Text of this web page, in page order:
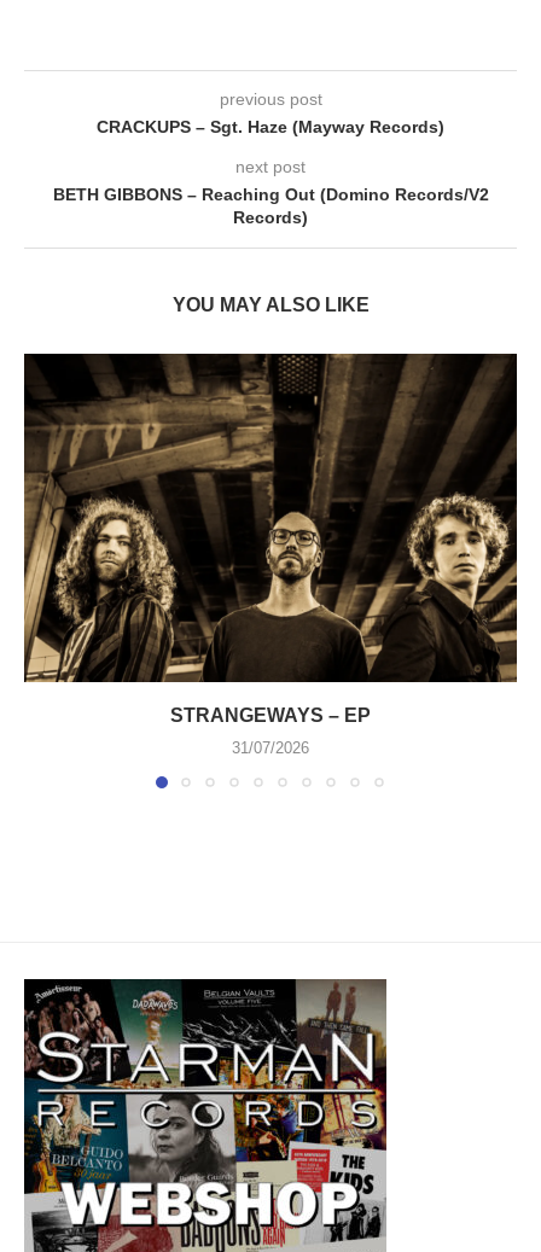
previous post
CRACKUPS – Sgt. Haze (Mayway Records)
next post
BETH GIBBONS – Reaching Out (Domino Records/V2
Records)
YOU MAY ALSO LIKE
STRANGEWAYS – EP
31/07/2026